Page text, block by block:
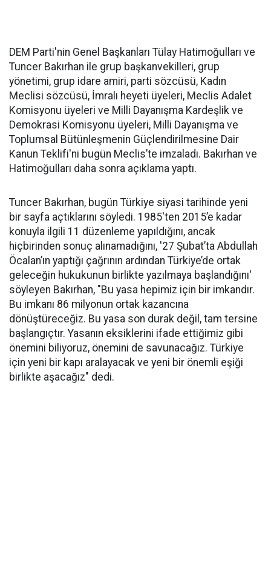
DEM Parti'nin Genel Başkanları Tülay Hatimoğulları ve
Tuncer Bakırhan ile grup başkanvekilleri, grup
yönetimi, grup idare amiri, parti sözcüsü, Kadın
Meclisi sözcüsü, İmralı heyeti üyeleri, Meclis Adalet
Komisyonu üyeleri ve Milli Dayanışma Kardeşlik ve
Demokrasi Komisyonu üyeleri, Milli Dayanışma ve
Toplumsal Bütünleşmenin Güçlendirilmesine Dair
Kanun Teklifi'ni bugün Meclis’te imzaladı. Bakırhan ve
Hatimoğulları daha sonra açıklama yaptı.
Tuncer Bakırhan, bugün Türkiye siyasi tarihinde yeni
bir sayfa açtıklarını söyledi. 1985'ten 2015’e kadar
konuyla ilgili 11 düzenleme yapıldığını, ancak
hiçbirinden sonuç alınamadığını, '27 Şubat’ta Abdullah
Öcalan’ın yaptığı çağrının ardından Türkiye’de ortak
geleceğin hukukunun birlikte yazılmaya başlandığını'
söyleyen Bakırhan, "Bu yasa hepimiz için bir imkandır.
Bu imkanı 86 milyonun ortak kazancına
dönüştüreceğiz. Bu yasa son durak değil, tam tersine
başlangıçtır. Yasanın eksiklerini ifade ettiğimiz gibi
önemini biliyoruz, önemini de savunacağız. Türkiye
için yeni bir kapı aralayacak ve yeni bir önemli eşiği
birlikte aşacağız" dedi.